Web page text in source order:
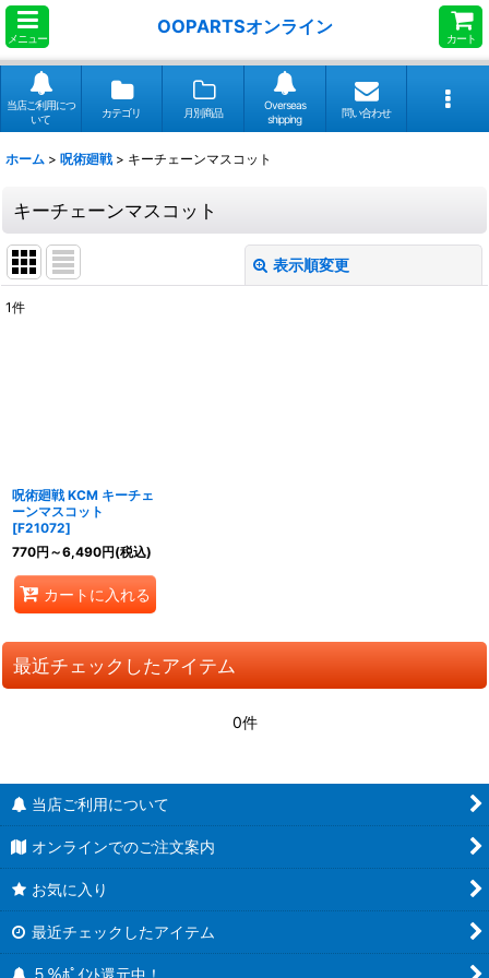
メニュー
OOPARTSオンライン
カート
当店ご利用につ
いて
カテゴリ 月別商品
Overseas
shipping
問い合わせ
ホーム > 呪術廻戦 > キーチェーンマスコット
キーチェーンマスコット
表示順変更
1件
呪術廻戦 KCM キーチェ
ーンマスコット
[F21072]
770円 ～6,490円(税込)
カートに入れる
最近チェックしたアイテム
0件
当店ご利用について
オンラインでのご注文案内
お気に入り
最近チェックしたアイテム
５％ﾎﾟｲﾝﾄ還元中！